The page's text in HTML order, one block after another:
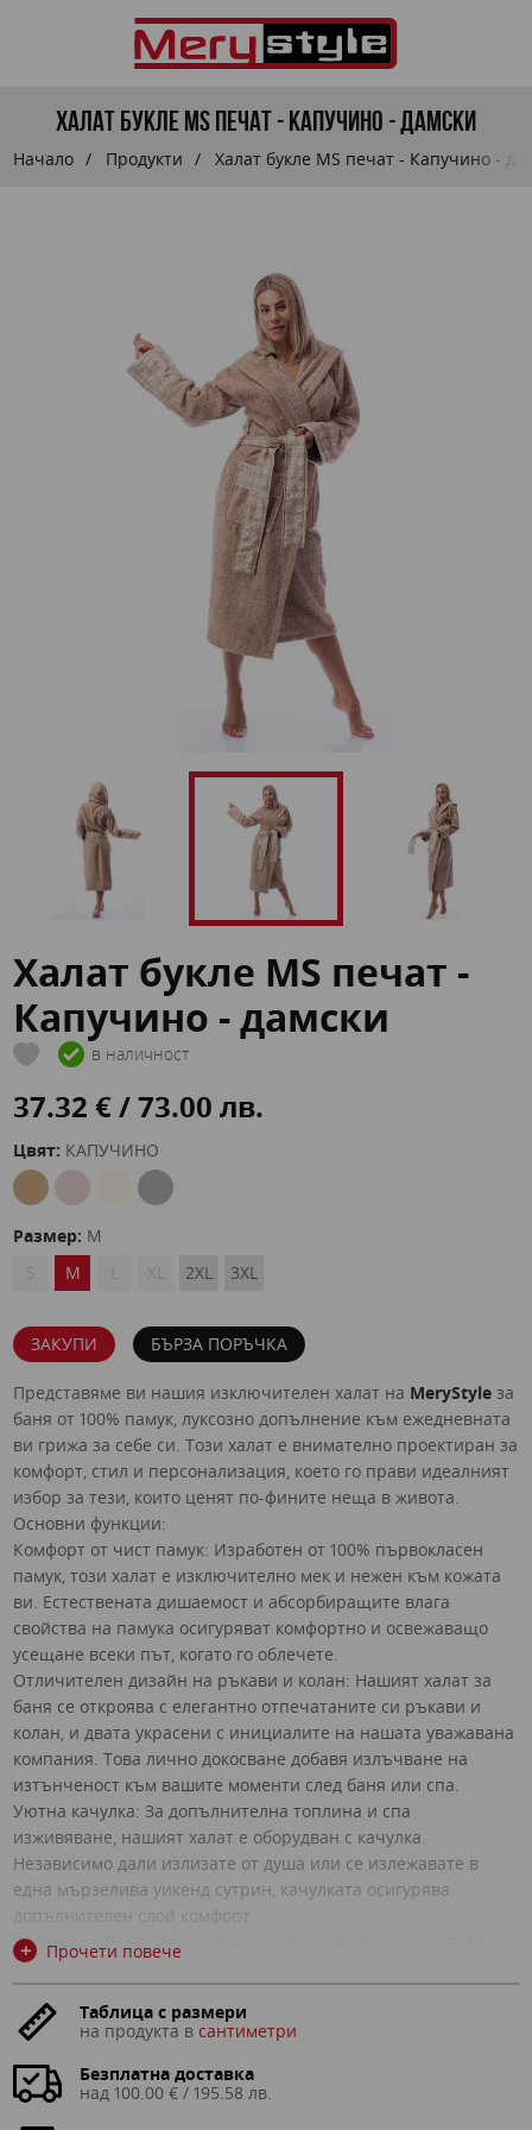
Халат букле MS печат - Капучино - дамски
Начало Продукти Халат букле MS печат - Капучино -
Халат букле MS печат -
Капучино - дамски
в наличност
37.32 € / 73.00 лв.
Цвят: КАПУЧИНО
Размер: M
S
M L XL 2XL 3XL
ЗАКУПИ БЪРЗА ПОРЪЧКА
Представяме ви нашия изключителен халат на MeryStyle за
баня от 100% памук, луксозно допълнение към ежедневната
ви грижа за себе си. Този халат е внимателно проектиран за
комфорт, стил и персонализация, което го прави идеалният
избор за тези, които ценят по-фините неща в живота.
Основни функции:
Комфорт от чист памук: Изработен от 100% първокласен
памук, този халат е изключително мек и нежен към кожата
ви. Естествената дишаемост и абсорбиращите влага
свойства на памука осигуряват комфортно и освежаващо
усещане всеки път, когато го облечете.
Отличителен дизайн на ръкави и колан: Нашият халат за
баня се откроява с елегантно отпечатаните си ръкави и
колан, и двата украсени с инициалите на нашата уважавана
компания. Това лично докосване добавя излъчване на
изтънченост към вашите моменти след баня или спа.
Уютна качулка: За допълнителна топлина и спа
изживяване, нашият халат е оборудван с качулка.
Независимо дали излизате от душа или се излежавате в
една мързелива уикенд сутрин, качулката осигурява
допълнителен слой комфорт.
Удобни джобове: Два джоба с големи размери украсяват
предната част на халата, което ви позволява да държите
телефона, ключовете или инструментите за подстригване,
докато извършвате ежедневието си.
Превъзходна изработка: Всеки халат е щателно изработен с
прецизност и грижа. Шевът е безупречен, което гарантира
издръжливостта и устойчивостта на халата дори след
+ Прочети повече
Таблица с размери
на продукта в сантиметри
Безплатна доставка
над 100.00 € / 195.58 лв.